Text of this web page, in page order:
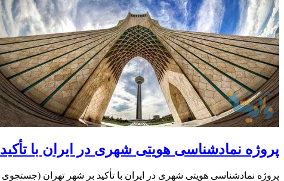
پروژه نمادشناسی هویتی شهری در ایران با
پروژه نمادشناسی هویتی شهری در ایران با تأکید بر شهر تهران